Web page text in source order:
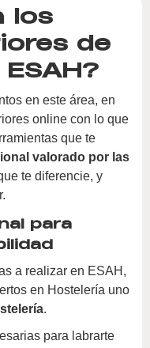
los
de
en este área, en
online con lo que
que te
valorado por las
te diferencie, y
para
a realizar en ESAH,
en Hostelería uno
.
para labrarte